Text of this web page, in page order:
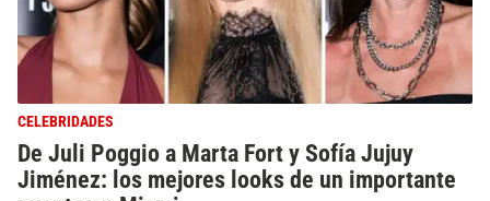
CELEBRIDADES
De Juli Poggio a Marta Fort y Sofía Jujuy
Jiménez: los mejores looks de un importante